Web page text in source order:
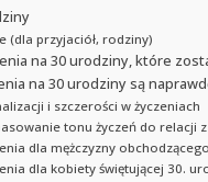
(dla przyjaciół, rodziny)
na 30 urodziny, które
na 30 urodziny są
i szczerości w życzeniach
tonu życzeń do relacji
dla mężczyzny
dla kobiety świętującej 30.